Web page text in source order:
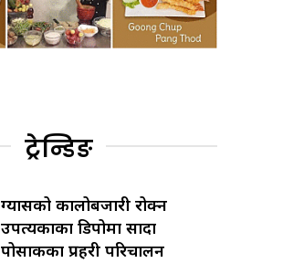
ट्रेन्डिङ
ग्यासको कालोबजारी रोक्न
उपत्यकाका डिपोमा सादा
पोसाकका प्रहरी परिचालन